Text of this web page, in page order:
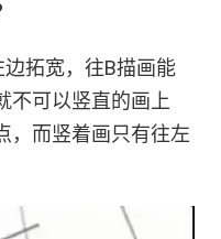
拓宽，往B描画能
不可以竖直的画上
，而竖着画只有往左